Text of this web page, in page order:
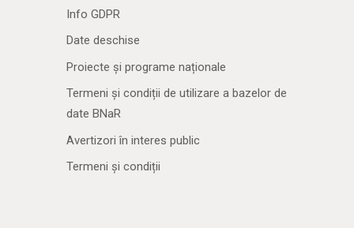
Info GDPR
Date deschise
Proiecte și programe naționale
Termeni și condiții de utilizare a bazelor de
date BNaR
Avertizori în interes public
Termeni și condiții